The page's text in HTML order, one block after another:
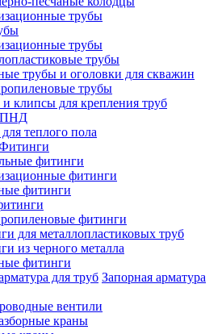
трубы
трубы
трубы
трубы и оголовки для скважин
трубы
клипсы для крепления труб
ПНД
теплого пола
фитинги
фитинги
фитинги
фитинги
для металлопластиковых труб
из черного металла
фитинги
Запорная арматура
вентили
краны